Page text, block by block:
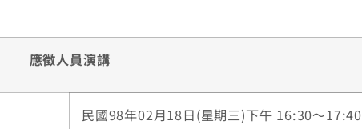
應徵人員演講
民國98年02月18日(星期三)下午 16:30～17:40